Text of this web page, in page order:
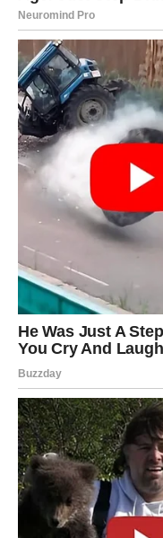
DJEVICA
Pred vama su trenuci
možete vjerovati.
Jedna osoba sada
Intuicija vam
Pred vama su veoma
VAGA
Vage ulaze u veoma
Ako ste u vezi,